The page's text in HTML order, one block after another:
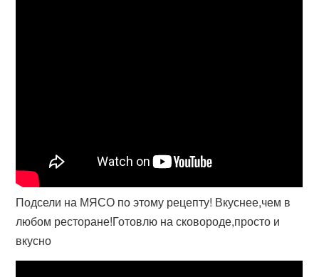
Подсели на МЯСО по этому рецепту! Вкуснее,чем в
любом ресторане!Готовлю на сковороде,просто и
вкусно